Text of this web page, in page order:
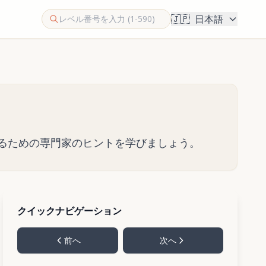
🇯🇵 日本語
めの専門家のヒントを学びましょう。
クイックナビゲーション
前へ 次へ